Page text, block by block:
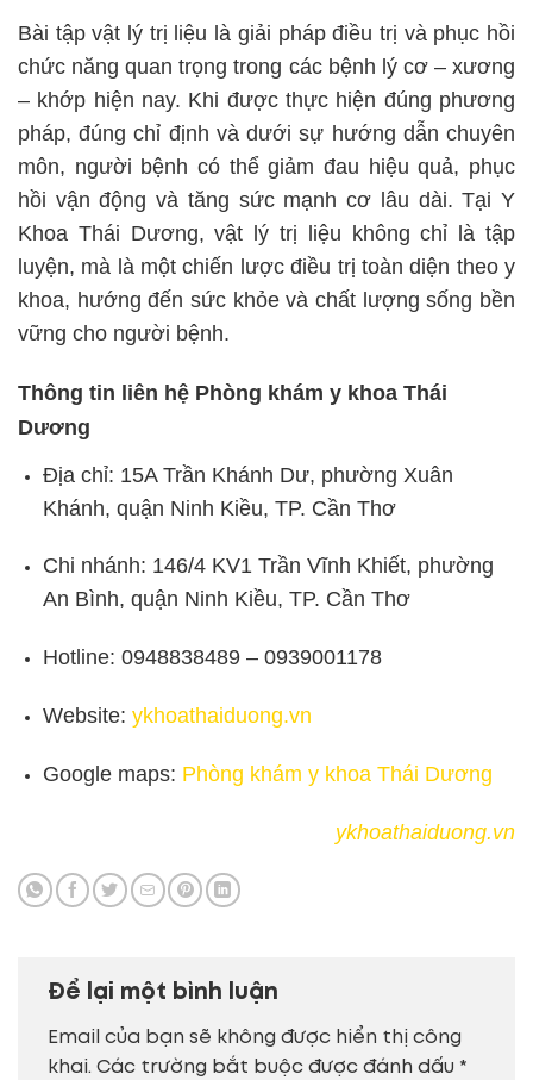
Bài tập vật lý trị liệu là giải pháp điều trị và phục hồi
chức năng quan trọng trong các bệnh lý cơ – xương
– khớp hiện nay. Khi được thực hiện đúng phương
pháp, đúng chỉ định và dưới sự hướng dẫn chuyên
môn, người bệnh có thể giảm đau hiệu quả, phục
hồi vận động và tăng sức mạnh cơ lâu dài. Tại Y
Khoa Thái Dương, vật lý trị liệu không chỉ là tập
luyện, mà là một chiến lược điều trị toàn diện theo y
khoa, hướng đến sức khỏe và chất lượng sống bền
vững cho người bệnh.
Thông tin liên hệ Phòng khám y khoa Thái
Dương
Địa chỉ: 15A Trần Khánh Dư, phường Xuân
Khánh, quận Ninh Kiều, TP. Cần Thơ
Chi nhánh: 146/4 KV1 Trần Vĩnh Khiết, phường
An Bình, quận Ninh Kiều, TP. Cần Thơ
Hotline: 0948838489 – 0939001178
Website: ykhoathaiduong.vn
Google maps: Phòng khám y khoa Thái Dương
ykhoathaiduong.vn
Để lại một bình luận
Email của bạn sẽ không được hiển thị công
khai. Các trường bắt buộc được đánh dấu *